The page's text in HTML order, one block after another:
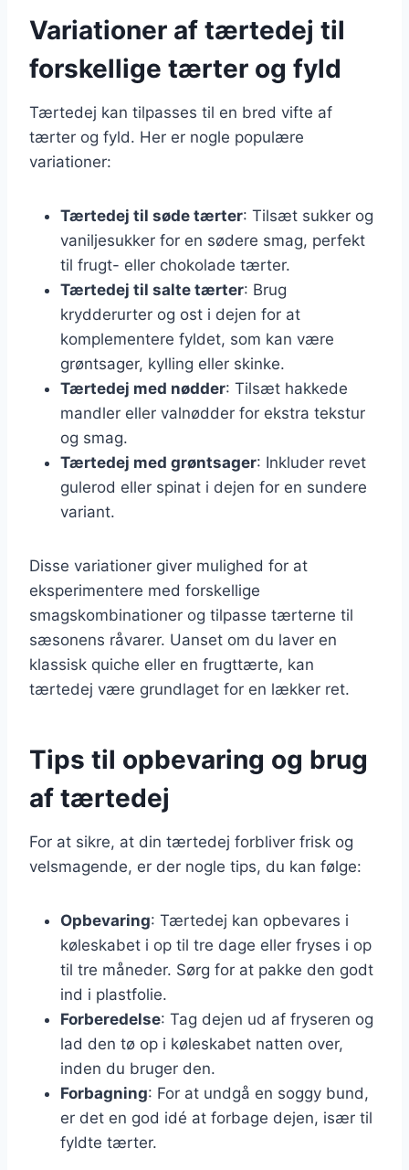
Variationer af tærtedej til
forskellige tærter og fyld
Tærtedej kan tilpasses til en bred vifte af
tærter og fyld. Her er nogle populære
variationer:
Tærtedej til søde tærter: Tilsæt sukker og
vaniljesukker for en sødere smag, perfekt
til frugt- eller chokolade tærter.
Tærtedej til salte tærter: Brug
krydderurter og ost i dejen for at
komplementere fyldet, som kan være
grøntsager, kylling eller skinke.
Tærtedej med nødder: Tilsæt hakkede
mandler eller valnødder for ekstra tekstur
og smag.
Tærtedej med grøntsager: Inkluder revet
gulerod eller spinat i dejen for en sundere
variant.
Disse variationer giver mulighed for at
eksperimentere med forskellige
smagskombinationer og tilpasse tærterne til
sæsonens råvarer. Uanset om du laver en
klassisk quiche eller en frugttærte, kan
tærtedej være grundlaget for en lækker ret.
Tips til opbevaring og brug
af tærtedej
For at sikre, at din tærtedej forbliver frisk og
velsmagende, er der nogle tips, du kan følge:
Opbevaring: Tærtedej kan opbevares i
køleskabet i op til tre dage eller fryses i op
til tre måneder. Sørg for at pakke den godt
ind i plastfolie.
Forberedelse: Tag dejen ud af fryseren og
lad den tø op i køleskabet natten over,
inden du bruger den.
Forbagning: For at undgå en soggy bund,
er det en god idé at forbage dejen, især til
fyldte tærter.